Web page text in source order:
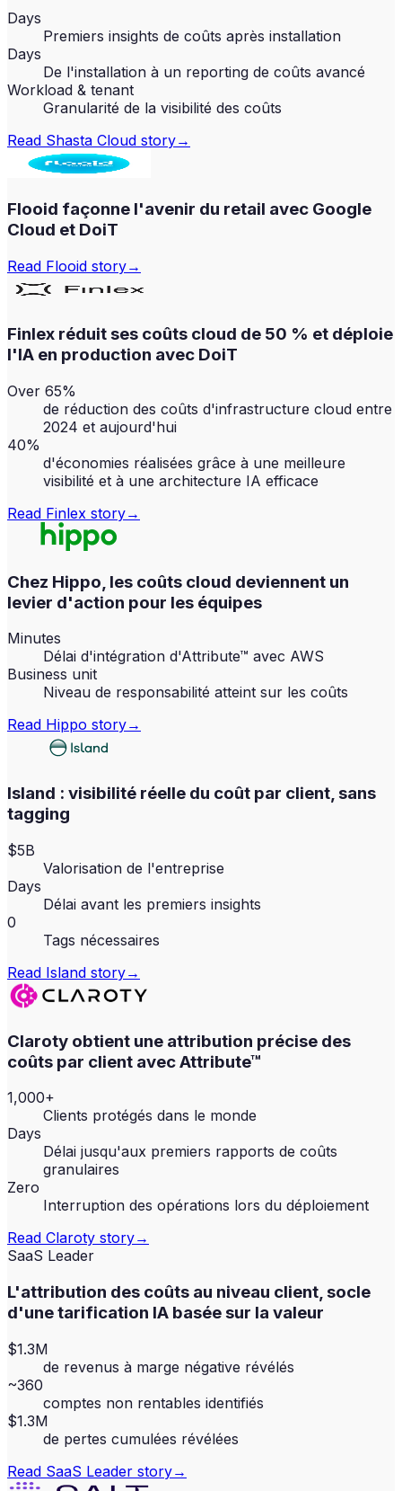
Days
Premiers insights de coûts après installation
Days
De l'installation à un reporting de coûts avancé
Workload & tenant
Granularité de la visibilité des coûts
Read Shasta Cloud story→
Flooid façonne l'avenir du retail avec Google
Cloud et DoiT
Read Flooid story→
Finlex réduit ses coûts cloud de 50 % et déploie
l'IA en production avec DoiT
Over 65%
de réduction des coûts d'infrastructure cloud entre
2024 et aujourd'hui
40%
d'économies réalisées grâce à une meilleure
visibilité et à une architecture IA efficace
Read Finlex story→
Chez Hippo, les coûts cloud deviennent un
levier d'action pour les équipes
Minutes
Délai d'intégration d'Attribute™ avec AWS
Business unit
Niveau de responsabilité atteint sur les coûts
Read Hippo story→
Island : visibilité réelle du coût par client, sans
tagging
$5B
Valorisation de l'entreprise
Days
Délai avant les premiers insights
0
Tags nécessaires
Read Island story→
Claroty obtient une attribution précise des
coûts par client avec Attribute™
1,000+
Clients protégés dans le monde
Days
Délai jusqu'aux premiers rapports de coûts
granulaires
Zero
Interruption des opérations lors du déploiement
Read Claroty story→
SaaS Leader
L'attribution des coûts au niveau client, socle
d'une tarification IA basée sur la valeur
$1.3M
de revenus à marge négative révélés
~360
comptes non rentables identifiés
$1.3M
de pertes cumulées révélées
Read SaaS Leader story→